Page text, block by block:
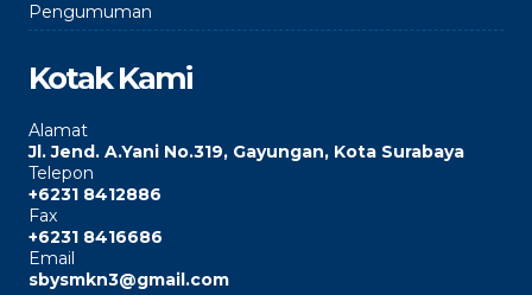
Pengumuman
Kotak Kami
Alamat
Jl. Jend. A.Yani No.319, Gayungan, Kota Surabaya
Telepon
+6231 8412886
Fax
+6231 8416686
Email
sbysmkn3@gmail.com